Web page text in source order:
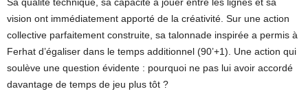
Sa qualité technique, sa capacité à jouer entre les lignes et sa
vision ont immédiatement apporté de la créativité. Sur une action
collective parfaitement construite, sa talonnade inspirée a permis à
Ferhat d’égaliser dans le temps additionnel (90’+1). Une action qui
soulève une question évidente : pourquoi ne pas lui avoir accordé
davantage de temps de jeu plus tôt ?